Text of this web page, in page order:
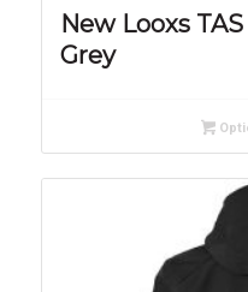
New Looxs
Grey